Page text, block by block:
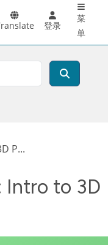
登录
菜
单
P...
Intro to 3D